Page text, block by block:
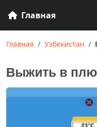
Главная
Главная Узбекистан
Выжить в